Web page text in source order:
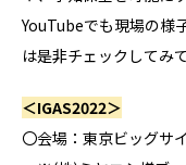
YouTubeでも現場の様
は是非チェックしてみ
＜IGAS2022＞
〇会場：東京ビッグサ